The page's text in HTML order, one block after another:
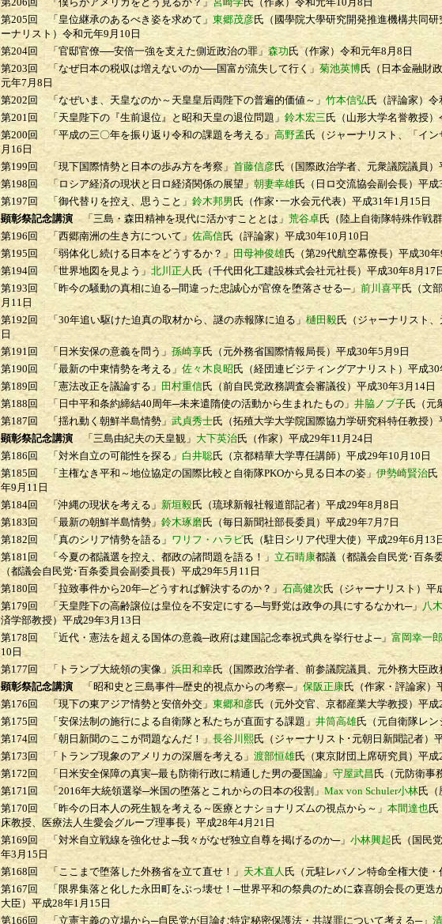
第205回
「皇位継承のあるべき姿を求めて」 東郷茂彦氏（國學院大學研究開発推進機構共同
ーナリスト） 令和元年9月10日
第204回
「官邸官僚──安倍一強を支えた側近政治の罪」森功氏（作家） 令和元年8月8日
第203回 「なぜ日本の税収は増えないのか──国富が流失して行く」 菊池英博氏（日本金融財
元年7月8日
第202回 「なぜいま、天皇なのか～天皇皇后両陛下の普遍的価値～」 竹本信弘氏（評論家） 令
第201回 「天皇陛下の『生前退位』と昭和天皇の退位問題」 鈴木宏三氏（山形大学名誉教授）
第200回
「平成の三〇年を振り返り令和の課題を考える」高野孟氏（ジャーナリスト、「イン
月16日
第199回
「現下国際情勢と日本の歩み方を考察」首藤信彦氏（国際政治学者、元衆議院議員）
第198回
「ロシア経済の現状と日ロ経済関係の展望」朝妻幸雄氏（日ロ交流協会副会長） 平成
第197回
「御代替りを控え、思うこと」 鈴木邦男氏（作家･一水会元代表）平成31年1月15日
顕彰祭記念講演 「三島・森田精神を現代に活かすこととは」 荒谷卓氏（陸上自衛隊特殊作戦
第196回 「西郷南洲の生き方について」 佐高信氏（評論家） 平成30年10月10日
第195回
「弱体化し続ける日本をどうするか？」田母神俊雄氏（第29代航空幕僚長）平成30
第194回
「世界地図を見よう」北川正人 氏（千代田化工建設株式会社元社長） 平成30年8月17
第193回
「昨今の騒動の真相に迫る─間違った忠誠心が官僚を堕落させる─」 前川喜平氏（文
月11日
第192回 「30年追い駆けた迫真の取材から、謎の赤報隊に迫る」樋田毅氏（ジャーナリスト、
日
第191回
「日米安保の意義を問う」 孫崎享氏（元外務省国際情報局長）平成30年5月9日
第190回
「最新の中東情勢を考える」 佐々木良昭氏（経団連ビジティングアナリスト） 平成30
第189回 「憲法改正を議論する」 田村重信氏（前自民党政務調査会審議役） 平成30年3月14日
第188回
「日中平和条約締結40周年─未来遣隋使の活動から生まれたもの」 井脇ノブ子氏（元
第187回 「揺れ動く朝鮮半島情勢」武貞秀士氏（拓殖大学大学院国際協力学研究科特任教授）
顕彰祭記念講演 「三島由紀夫の天皇観」 大下英治氏（作家） 平成29年11月24日
第186回
「対米自立の可能性を探る」 白井聡氏（京都精華大学専任講師） 平成29年10月10日
第185回 「主権なき平和～地位協定の国際比較と自衛隊PKOから見る日本の姿」 伊勢崎賢治氏
年9月11日
第184回 「沖縄の現状を考える」 新垣毅氏（琉球新報社報道部記者）平成29年8月8日
第183回
「最新の朝鮮半島情勢」 鈴木琢磨氏（毎日新聞社部長委員） 平成29年7月7日
第182回
「真のシリア情勢を語る」 ワリフ・ハラビ氏（駐日シリア代理大使） 平成29年6月13
第181回
「今夏の都議選を控え、都政の諸問題を語る！」 立石晴康都議（都議会自民党･百条
（都議会自民党･百条委員会副委員長） 平成29年5月11日
第180回 「拉致事件から20年─どうすれば解決するのか？」 石高健次氏（ジャーナリスト） 平
第179回
「天皇陛下の高齢譲位は皇位を不安定にする─与野党は政争の具にするなかれ─」 八
済学部教授） 平成29年3月13日
第178回
「近代・憲法を超える国体の意義─政府は建国記念奉祝式典を挙行せよ─」 富岡幸一郎
10日
第177回 「トランプ大統領の実像」 浜田和幸氏（国際政治学者、前参議院議員、元外務大臣政
顕彰祭記念講演 「昭和史と三島事件─歴史的視点からの考察─」保阪正康氏（作家・評論家）
第176回
「現下の東アジア情勢と安倍外交」 東郷和彦氏（元外交官、京都産業大学教授） 平成
第175回
「安保法制の施行による自衛隊と私たちが直面する課題」 井筒高雄氏（元自衛隊レン
第174回 「朝日新聞のここが問題なんだ！」長谷川熙氏（ジャーナリスト･元朝日新聞記者）
第173回 「トランプ現象のアメリカの深層を考える」 渡部恒雄氏（東京財団上席研究員） 平成
第172回
「日米安全保障の真実─最も防衛行政に精通した男の憂国論」 守屋武昌氏（元防衛事
第171回
「2016年大統領選挙─米国の堕落とこれからの日本の役割」 Max von Schuler小林氏（
第170回
「昨今の日本人の死生観を考える～医療とナショナリズムの視点から～」 本間達也氏
床教授、医療法人生愛会グループ理事長） 平成28年4月21日
第169回 「対米自立戦線を強化せよ─我々がなぜ独立自尊を掲げるのか─」 小林興起氏（国民
年3月15日
第168回
「ここまで堕落した外務省を立て直せ！」天木直人 氏（元駐レバノン特命全権大使・
第167回
「限界集落と化した永田町をぶっ壊せ！─世界平和の祭典のために森喜朗会長の更迭
大臣） 平成28年1月15日
第166回
「立憲主義の立場から─自民党が目論む特定秘密保護法・共謀罪について考える─」